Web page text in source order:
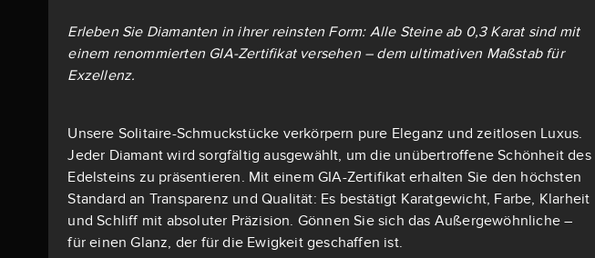
Erleben Sie Diamanten in ihrer reinsten Form: Alle Steine ab 0,3 Karat sind mit
einem renommierten GIA-Zertifikat versehen – dem ultimativen Maßstab für
Exzellenz.
Unsere Solitaire-Schmuckstücke verkörpern pure Eleganz und zeitlosen Luxus.
Jeder Diamant wird sorgfältig ausgewählt, um die unübertroffene Schönheit des
Edelsteins zu präsentieren. Mit einem GIA-Zertifikat erhalten Sie den höchsten
Standard an Transparenz und Qualität: Es bestätigt Karatgewicht, Farbe, Klarheit
und Schliff mit absoluter Präzision. Gönnen Sie sich das Außergewöhnliche –
für einen Glanz, der für die Ewigkeit geschaffen ist.